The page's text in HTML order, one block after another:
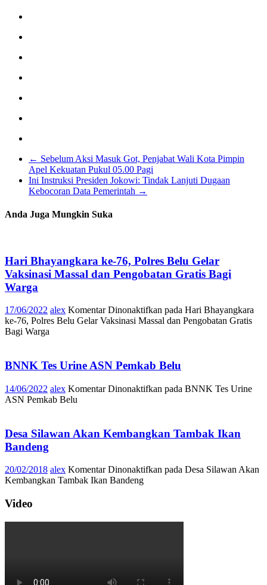
← Sebelum Aksi Masuk Got, Penjabat Wali Kota Pimpin
Apel Kekuatan Pukul 05.00 Pagi
Ini Instruksi Presiden Jokowi: Tindak Lanjuti Dugaan
Kebocoran Data Pemerintah →
Anda Juga Mungkin Suka
Hari Bhayangkara ke-76, Polres Belu Gelar
Vaksinasi Massal dan Pengobatan Gratis Bagi
Warga
17/06/2022 alex Komentar Dinonaktifkan pada Hari Bhayangkara
ke-76, Polres Belu Gelar Vaksinasi Massal dan Pengobatan Gratis
Bagi Warga
BNNK Tes Urine ASN Pemkab Belu
14/06/2022 alex Komentar Dinonaktifkan pada BNNK Tes Urine
ASN Pemkab Belu
Desa Silawan Akan Kembangkan Tambak Ikan
Bandeng
20/02/2018 alex Komentar Dinonaktifkan pada Desa Silawan Akan
Kembangkan Tambak Ikan Bandeng
Video